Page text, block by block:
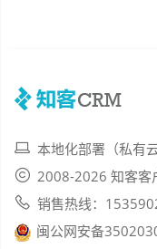
本地化部署（私有
2008-2026 知客客
销售热线：
闽公网安备